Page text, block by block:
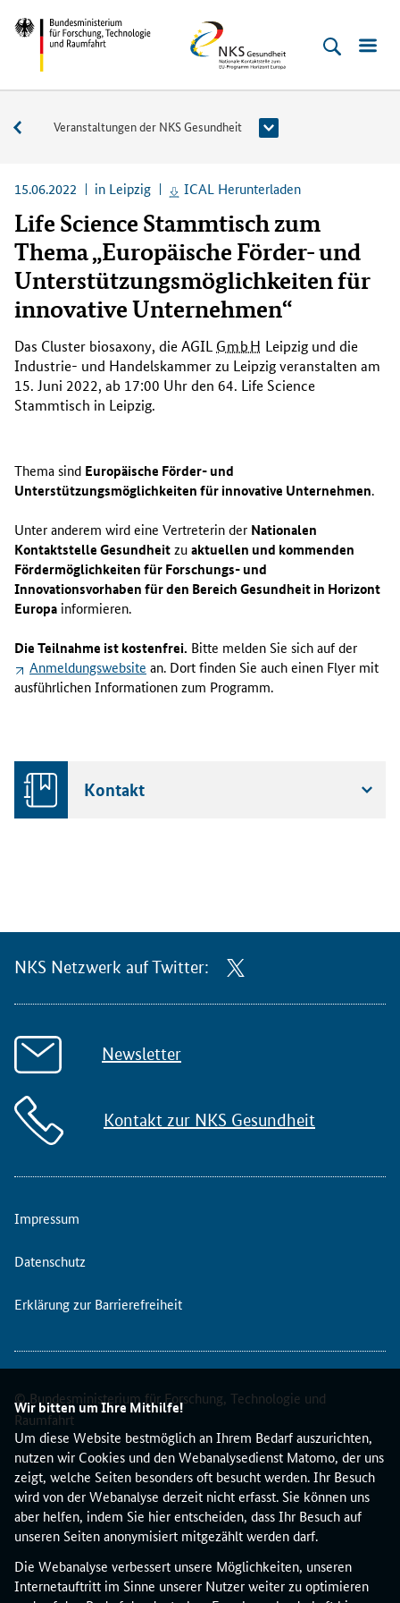
Wir bitten um Ihre Mithilfe!
Um diese Website bestmöglich an Ihrem Bedarf auszurichten,
nutzen wir Cookies und den Webanalysedienst Matomo, der uns
zeigt, welche Seiten besonders oft besucht werden. Ihr Besuch
wird von der Webanalyse derzeit nicht erfasst. Sie können uns
aber helfen, indem Sie hier entscheiden, dass Ihr Besuch auf
unseren Seiten anonymisiert mitgezählt werden darf.
Die Webanalyse verbessert unsere Möglichkeiten, unseren
Internetauftritt im Sinne unserer Nutzer weiter zu optimieren
Direkt
zum
Inhalt
(Eingabetaste)
Direkt
zum
Hauptmenu
(Eingabetaste)
Direkt
zur
Suche
(Eingabetaste)
Direkt
zur
Seitenleiste
(Enter)
Direkt
zur
Fußleiste
(Enter)
Bundesministerium
und
NKS
Gesundheit
Veranstaltungen
Veranstaltungen der NKS Gesundheit
15.06.2022 in Leipzig ICAL Herunterladen
Life Science Stammtisch zum
Thema „Europäische Förder- und
Unterstützungsmöglichkeiten für
innovative Unternehmen“
Das Cluster biosaxony, die AGIL GmbH Leipzig und die
Industrie- und Handelskammer zu Leipzig veranstalten am
15. Juni 2022, ab 17:00 Uhr den 64. Life Science
Stammtisch in Leipzig.
Thema sind Europäische Förder- und
Unterstützungsmöglichkeiten für innovative Unternehmen.
Unter anderem wird eine Vertreterin der Nationalen
Kontaktstelle Gesundheitzuaktuellen und kommenden
Fördermöglichkeiten für Forschungs- und
Innovationsvorhaben für den Bereich Gesundheit in Horizont
Europa informieren.
Die Teilnahme ist kostenfrei. Bitte melden Sie sich auf der
Anmeldungswebsite an. Dort finden Sie auch einen Flyer mit
ausführlichen Informationen zum Programm.
Kontakt
NKS Netzwerk auf Twitter:
Newsletter
Kontakt zur NKS Gesundheit
Impressum
Datenschutz
Erklärung zur Barrierefreiheit
© Bundesministerium für Forschung, Technologie und
Raumfahrt